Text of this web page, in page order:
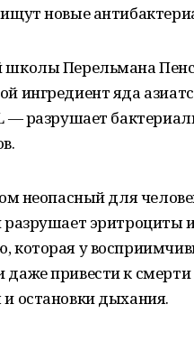
новые
Перельмана
ингредиент яда
— разрушает
неопасный для
разрушает эритроциты
которая у
привести к смерти
остановки дыхания.